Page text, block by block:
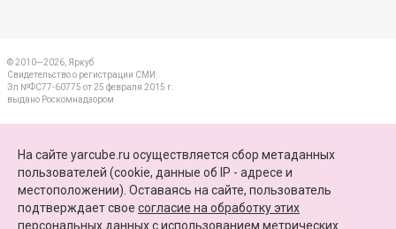
© 2010—2026, Яркуб
Свидетельство о регистрации СМИ:
Эл №ФС77-60775 от 25 февраля 2015 г.
выдано Роскомнадзором
ПАРТНЕРЫ
КАРТА САЙТА
На сайте yarcube.ru осуществляется сбор метаданных
пользователей (cookie, данные об IP - адресе и
местоположении). Оставаясь на сайте, пользователь
подтверждает свое согласие на обработку этих
персональных данныхc использованием метрических